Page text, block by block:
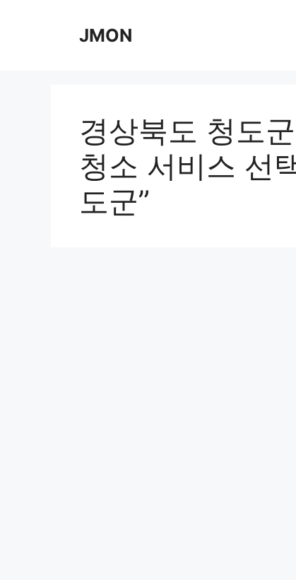
JMON
경상북도 청도
청소 서비스 선
도군”